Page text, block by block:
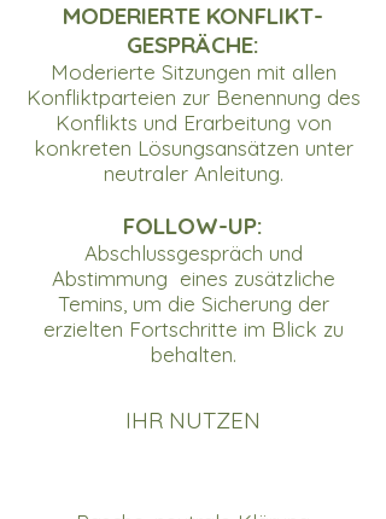
MODERIERTE KONFLIKT-
GESPRÄCHE:
Moderierte Sitzungen mit allen
Konfliktparteien zur Benennung des
Konflikts und Erarbeitung von
konkreten Lösungsansätzen unter
neutraler Anleitung.
FOLLOW-UP:
Abschlussgespräch und
Abstimmung eines zusätzliche
Temins, um die Sicherung der
erzielten Fortschritte im Blick zu
behalten.​
IHR NUTZEN